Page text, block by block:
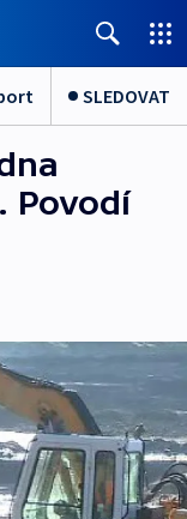
SLEDOVAT
Povodí